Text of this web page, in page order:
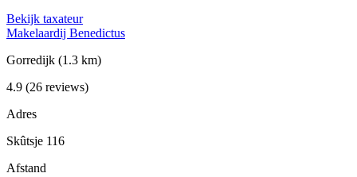
Bekijk taxateur
Makelaardij Benedictus
Gorredijk (1.3 km)
4.9 (26 reviews)
Adres
Skûtsje 116
Afstand